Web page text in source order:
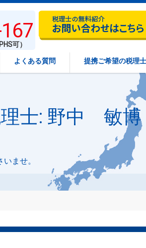
可）
よくある質問 提携ご希望の税理
理士: 野中 敏博
ませ。